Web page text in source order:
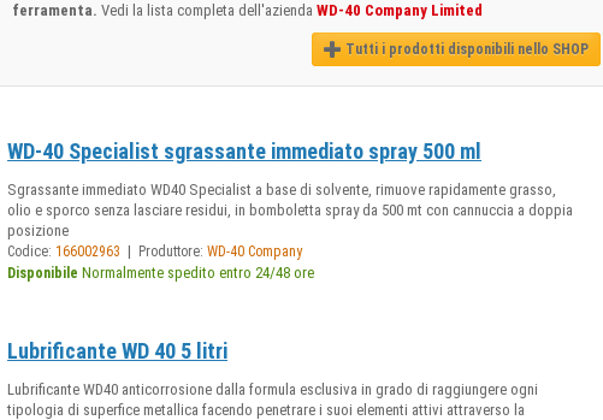
ferramenta. Vedi la lista completa dell'aziendaWD-40 Company Limited
Tutti i prodotti disponibili nello SHOP
WD-40 Specialist sgrassante immediato spray 500 ml
Sgrassante immediato WD40 Specialist a base di solvente, rimuove rapidamente grasso,
olio e sporco senza lasciare residui, in bomboletta spray da 500 mt con cannuccia a doppia
posizione
Codice: 166002963 | Produttore:WD-40 Company
Disponibile Normalmente spedito entro 24/48 ore
Lubrificante WD 40 5 litri
Lubrificante WD40 anticorrosione dalla formula esclusiva in grado di raggiungere ogni
tipologia di superfice metallica facendo penetrare i suoi elementi attivi attraverso la